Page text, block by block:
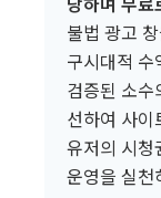
불법 광고
구시대적
검증된 소수
선하여 사
유저의 시
운영을 실천